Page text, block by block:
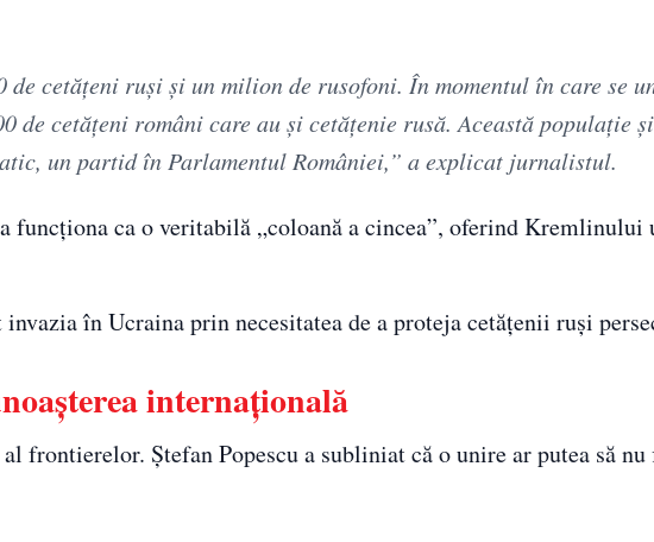
cetățeni ruși și un milion de rusofoni. În momentul în care se
de cetățeni români care au și cetățenie rusă. Această populație
un partid în Parlamentul României,” a explicat jurnalistul.
funcționa ca o veritabilă „coloană a cincea”, oferind Kremlinului
în Ucraina prin necesitatea de a proteja cetățenii ruși
internațională
frontierelor. Ștefan Popescu a subliniat că o unire ar putea să nu